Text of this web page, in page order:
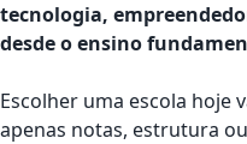
tecnologia,
desde o ensino
Escolher uma escola hoje
apenas notas, estrutura